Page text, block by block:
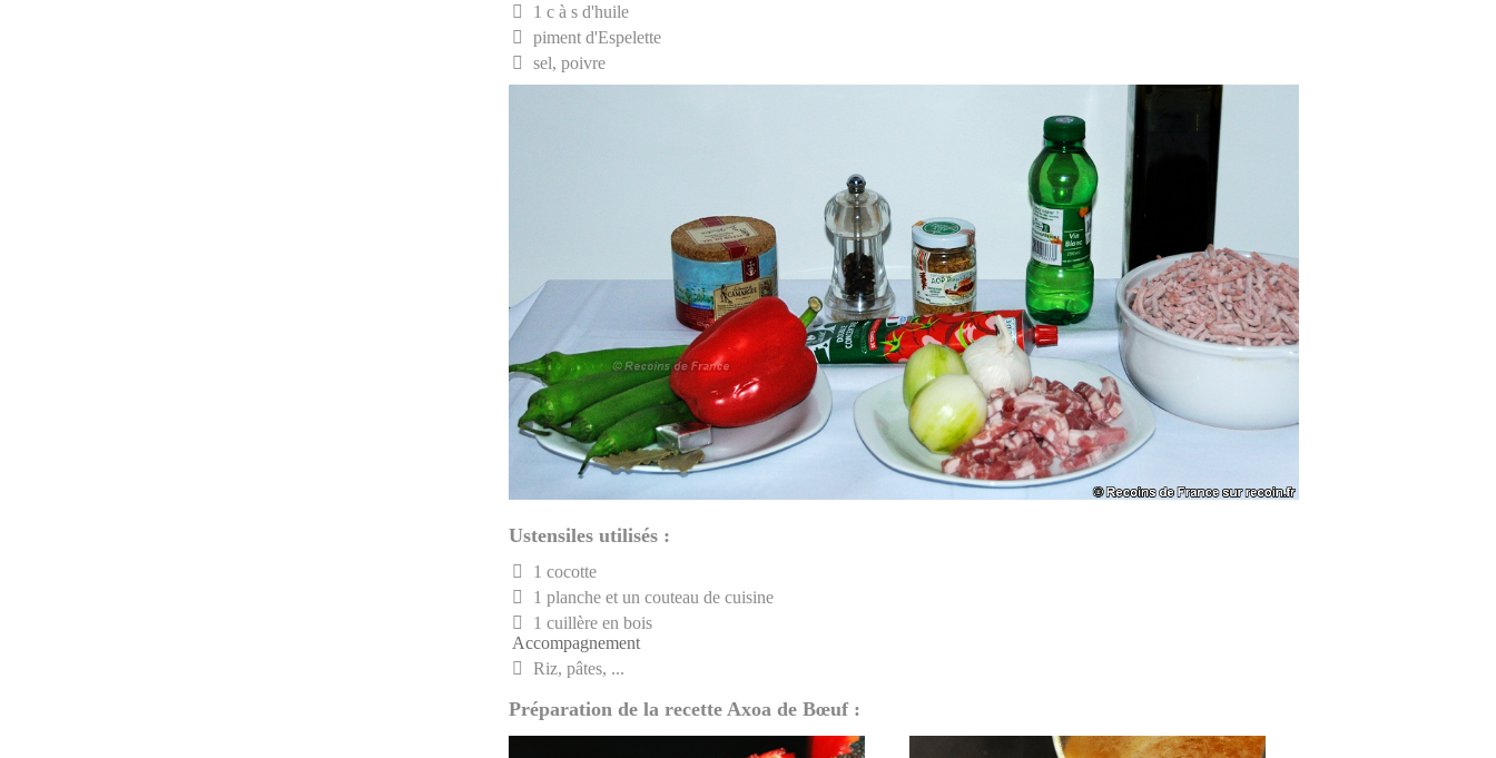
1 c à s d'huile
piment d'Espelette
sel, poivre
Ustensiles utilisés :
1 cocotte
1 planche et un couteau de cuisine
1 cuillère en bois
Accompagnement
Riz, pâtes, ...
Préparation de la recette Axoa de Bœuf :